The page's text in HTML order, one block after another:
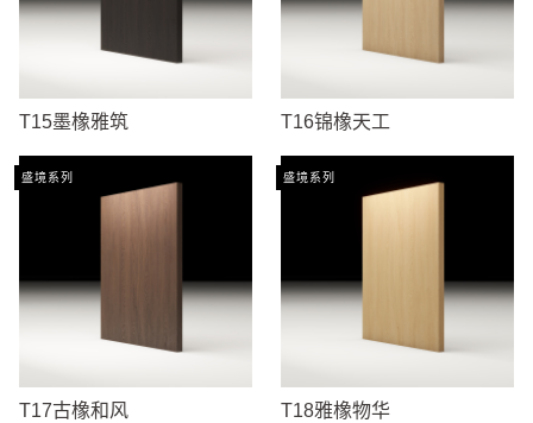
T15墨橡雅筑 T16锦橡天工
盛境系列
T17古橡和风
盛境系列
T18雅橡物华